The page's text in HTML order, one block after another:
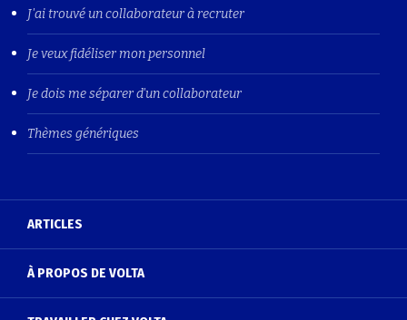
J'ai trouvé un collaborateur à recruter
Je veux fidéliser mon personnel
Je dois me séparer d'un collaborateur
Thèmes génériques
ARTICLES
À PROPOS DE VOLTA